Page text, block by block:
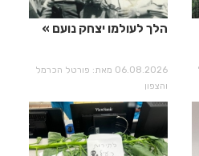
הלך לעולמו יצחק נועם
06.08.2026 מאת: פורטל הכרמל
והצפון